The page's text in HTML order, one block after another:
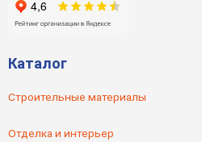
Каталог
Строительные материалы
Отделка и интерьер